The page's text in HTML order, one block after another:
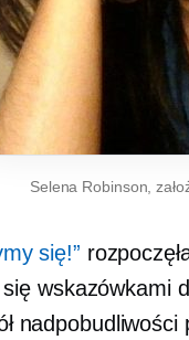
Selena Robinson,
się!”
się